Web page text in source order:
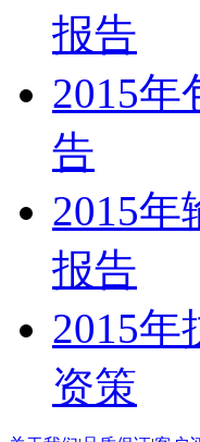
报告
2015
告
2015
报告
2015
资策